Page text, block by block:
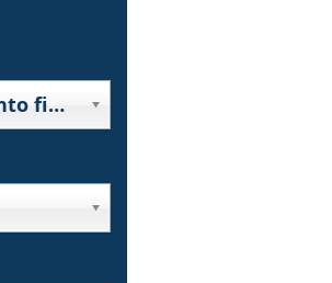
10000 - Rifiuti derivanti da prospezione, estrazione da miniera o cava, nonché dal trattamento fisico o chimico di minerali